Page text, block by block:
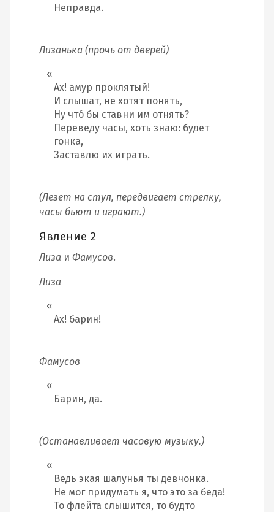
Неправда.
Лизанька (прочь от дверей)
Ах! амур проклятый!
И слышат, не хотят понять,
Ну что́ бы ставни им отнять?
Переведу часы, хоть знаю: будет
гонка,
Заставлю их играть.
(Лезет на стул, передвигает стрелку,
часы бьют и играют.)
Явление 2
Лиза и Фамусов.
Лиза
Ах! барин!
Фамусов
Барин, да.
(Останавливает часовую музыку.)
Ведь экая шалунья ты девчонка.
Не мог придумать я, что это за беда!
То флейта слышится, то будто